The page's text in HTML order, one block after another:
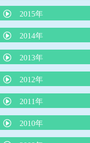
「抗生剤は検査なしで
児科医会）
おちんちんの「むきむき
手足口病について
今、お子さんが飲んで
新しいインフルエンザ
シナジス接種します
溶連菌感染症後の尿検査
「３歳の自我の芽生え」
耳掃除はしてはいけませ
ヒトメタニウモウイルス
アレルギー検査では見
子どもを抱きしめるほど
赤ちゃんの仙尾部の皮膚
L8020乳酸菌による虫歯
揺さぶられ症候群
４歳まで授乳を
子どもとスマホ
鉄欠乏性貧血
不思議の国のアリス症候
2015年
小１プロブレムとは
かぜの薬ー院長のひとり
子どもの謎の“あるある”
子どもを傷つける言葉、
熱中症のメカニズムと
赤ちゃんの授乳について
2014年
３歳までの子育てに大切
子どものわがままやめ
最新、人気の絵本の紹介
子どもに使ってはいけな
包茎の赤ちゃんの対処
2013年
夜尿症に対する最新治療
運動会の競争で勝つ方法
コミュニケーションがと
４歳の頃に本をたくさん
赤ちゃんを泣き止ませ
2012年
予防接種の同時接種とそ
将来、６種混合ワクチン
2011年
ロタウイルス胃腸炎予防
肺炎球菌、ヒブワクチン
2010年